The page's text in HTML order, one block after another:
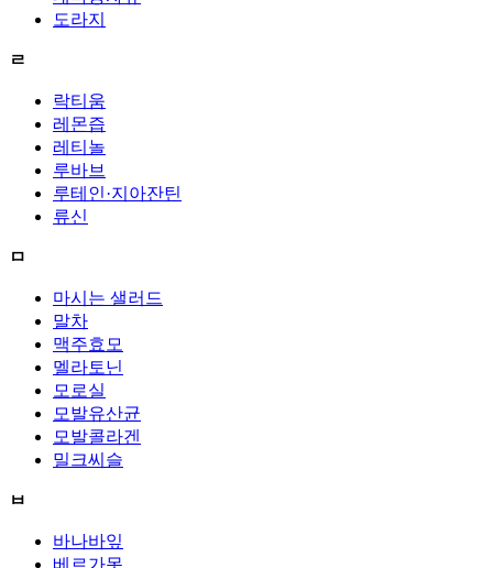
도라지
ㄹ
락티움
레몬즙
레티놀
루바브
루테인·지아잔틴
류신
ㅁ
마시는 샐러드
말차
맥주효모
멜라토닌
모로실
모발유산균
모발콜라겐
밀크씨슬
ㅂ
바나바잎
베르가못